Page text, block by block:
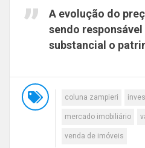
A evolução do
sendo
substancial o
coluna zampieri
mercado imobiliário
venda de imóveis